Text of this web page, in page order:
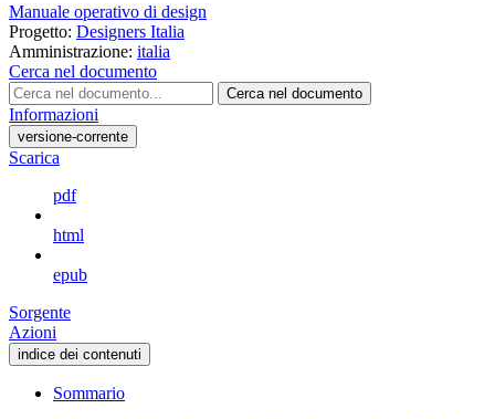
Manuale operativo di design
Progetto: Designers Italia
Amministrazione: italia
Cerca nel documento
Cerca nel documento
Informazioni
versione-corrente
Scarica
pdf
html
epub
Sorgente
Azioni
indice dei contenuti
Sommario